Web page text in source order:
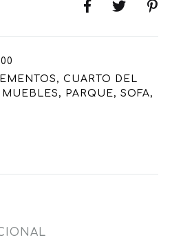
, CUARTO DEL
MUEBLES , PARQUE, SOFA,